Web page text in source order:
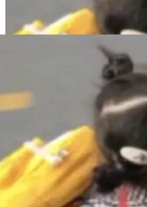
统众包百科网站
调查发现，无论
未出现近期更
第一行翻译文
i18n 模块围绕三
Iceberg：
与 Iceb
是缺失的那一
Doris 进一步支
V3 格式。
开幕。本届大会
新联盟主办，以
代的质量新范
向规模化产业落地
智能研发生产力
测的Testin XAge
代表产品。对CI
测试正在从效率
于 ADT
了。Alex Fedos
他说的东西不新
尤其是和类型
件事：这不是类
的思维方式。 文
平台 Clou
Cloudflare O